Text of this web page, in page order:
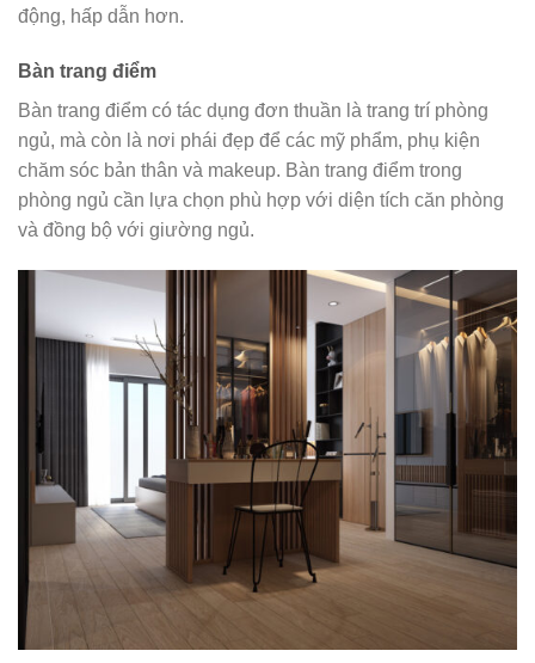
động, hấp dẫn hơn.
Bàn trang điểm
Bàn trang điểm có tác dụng đơn thuần là trang trí phòng
ngủ, mà còn là nơi phái đẹp để các mỹ phẩm, phụ kiện
chăm sóc bản thân và makeup. Bàn trang điểm trong
phòng ngủ cần lựa chọn phù hợp với diện tích căn phòng
và đồng bộ với giường ngủ.